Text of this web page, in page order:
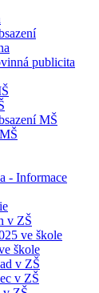
publicita
MŠ
- Informace
v ZŠ
ve škole
škole
v ZŠ
v ZŠ